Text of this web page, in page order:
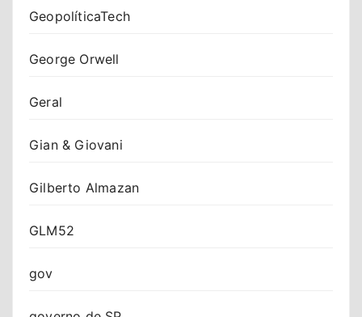
GeopolíticaTech
George Orwell
Geral
Gian & Giovani
Gilberto Almazan
GLM52
gov